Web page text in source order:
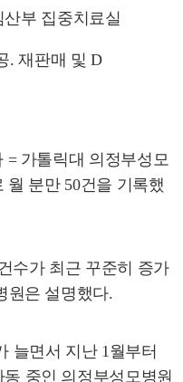
부 집중치료실
. 재판매 및 D
= 가톨릭대 의정부성모
월 분만 50건을 기록했
수가 최근 꾸준히 증가
원은 설명했다.
늘면서 지난 1월부터
중인 의정부성모병원